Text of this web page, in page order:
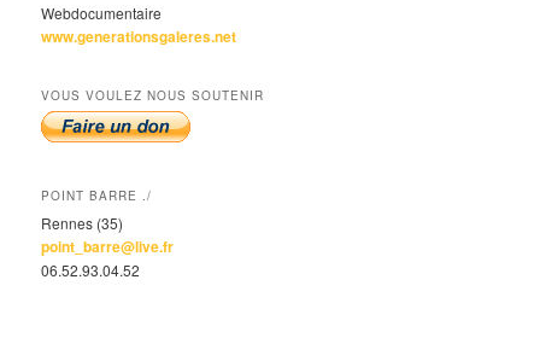
Webdocumentaire
www.generationsgaleres.net
VOUS VOULEZ NOUS SOUTENIR
POINT BARRE ./
Rennes (35)
point_barre@live.fr
06.52.93.04.52